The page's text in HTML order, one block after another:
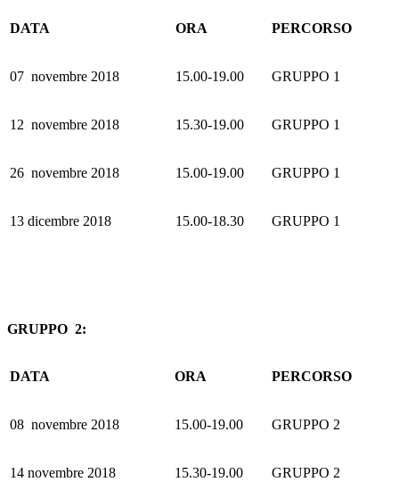
DATA ORA PERCORSO
07 novembre 2018 15.00-19.00 GRUPPO 1
12 novembre 2018 15.30-19.00 GRUPPO 1
26 novembre 2018 15.00-19.00 GRUPPO 1
13 dicembre 2018 15.00-18.30 GRUPPO 1
GRUPPO 2:
DATA ORA PERCORSO
08 novembre 2018 15.00-19.00 GRUPPO 2
14 novembre 2018 15.30-19.00 GRUPPO 2